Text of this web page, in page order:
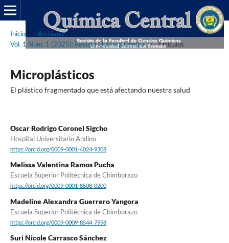
Inicio / Archivos /
Vol. 1 Núm. 1 (2025): Revista Química Central / Artículos
Microplásticos
El plástico fragmentado que está afectando nuestra salud
Oscar Rodrigo Coronel Sigcho
Hospital Universitario Andino
https://orcid.org/0009-0001-4024-9308
Melissa Valentina Ramos Pucha
Escuela Superior Politécnica de Chimborazo
https://orcid.org/0009-0001-8508-0200
Madeline Alexandra Guerrero Yangora
Escuela Superior Politécnica de Chimborazo
https://orcid.org/0009-0009-8544-7998
Suri Nicole Carrasco Sánchez